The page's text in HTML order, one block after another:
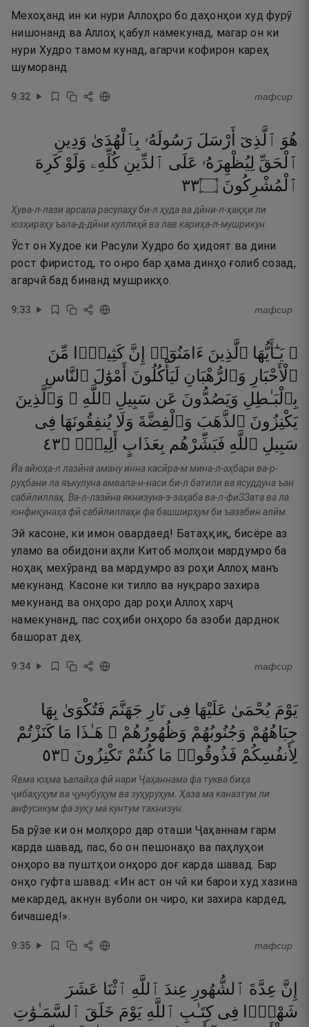
Мехоҳанд ин ки нури Аллоҳро бо даҳонҳои худ фурӯ
нишонанд ва Аллоҳ қабул намекунад, магар он ки
нури Худро тамом кунад, агарчи кофирон кареҳ
шуморанд.
9:32 тафсир
هُوَ ٱلَّذِىٓ أَرْسَلَ رَسُولَهُۥ بِٱلْهُدَىٰ وَدِينِ
ٱلْحَقِّ لِيُظْهِرَهُۥ عَلَى ٱلدِّينِ كُلِّهِۦ وَلَوْ كَرِهَ
ٱلْمُشْرِكُونَ ۝٣٣
Ҳува-л-лази арсала расулаҳу би-л ҳуда ва дӣни-л-ҳаққи ли
юзҳираҳу ъала-д-дӣни куллиҳӣ ва лав кариҳа-л-мушрикун.
Ӯст он Худое ки Расули Худро бо ҳидоят ва дини
рост фиристод, то онро бар ҳама динҳо ғолиб созад,
агарчӣ бад бинанд мушрикҳо.
9:33 тафсир
۞ يَـٰٓأَيُّهَا ٱلَّذِينَ ءَامَنُوٓا۟ إِنَّ كَثِيرًۭا
مِّنَ
ٱلْأَحْبَارِ وَٱلرُّهْبَانِ لَيَأْكُلُونَ أَمْوَٰلَ ٱلنَّاسِ
بِٱلْبَـٰطِلِ وَيَصُدُّونَ عَن سَبِيلِ ٱللَّهِ ۗ وَٱلَّذِينَ
يَكْنِزُونَ ٱلذَّهَبَ وَٱلْفِضَّةَ وَلَا يُنفِقُونَهَا فِى
سَبِيلِ ٱللَّهِ فَبَشِّرْهُم بِعَذَابٍ أَلِيمٍۢ ۝٣٤
Йа айюҳа-л лазӣна аману инна касӣра-м мина-л-аҳбари ва-р-
руҳбани ла яъкулуна амвала-н-наси би-л батили ва ясуддуна ъан
сабӣлиллаҳ. Ва-л-лазӣна якнизуна-з-заҳаба ва-л-фиЗЗата ва ла
юнфиқунаҳа фӣ сабӣлиллаҳи фа башширҳум би ъазабин алӣм.
Эй касоне, ки имон овардаед! Батаҳқиқ, бисёре аз
уламо ва обидони аҳли Китоб молҳои мардумро ба
ноҳақ мехӯранд ва мардумро аз роҳи Аллоҳ манъ
мекунанд. Касоне ки тилло ва нуқраро захира
мекунанд ва онҳоро дар роҳи Аллоҳ харҷ
намекунанд, пас соҳиби онҳоро ба азоби дарднок
башорат деҳ.
9:34 тафсир
يَوْمَ يُحْمَىٰ عَلَيْهَا فِى نَارِ جَهَنَّمَ فَتُكْوَىٰ بِهَا
جِبَاهُهُمْ وَجُنُوبُهُمْ وَظُهُورُهُمْ ۖ هَـٰذَا مَا كَنَزْتُمْ
لِأَنفُسِكُمْ فَذُوقُوا۟ مَا كُنتُمْ تَكْنِزُونَ ۝٣٥
Явма юҳма ъалайҳа фӣ нари Ҷаҳаннама фа туква биҳа
ҷибаҳуҳум ва ҷунубуҳум ва зуҳуруҳум. Ҳаза ма каназтум ли
анфусикум фа зуқу ма кунтум такнизун.
Ба рӯзе ки он молҳоро дар оташи Ҷаҳаннам гарм
карда шавад, пас, бо он пешонаҳо ва паҳлуҳои
онҳоро ва пуштҳои онҳоро доғ карда шавад. Бар
онҳо гуфта шавад: «Ин аст он чӣ ки барои худ хазина
мекардед, акнун вуболи он чиро, ки захира кардед,
бичашед!».
9:35 тафсир
إِنَّ عِدَّةَ ٱلشُّهُورِ عِندَ ٱللَّهِ ٱثْنَا عَشَرَ
شَهْرًۭا
فِى كِتَـٰبِ ٱللَّهِ يَوْمَ خَلَقَ ٱلسَّمَـٰوَٰتِ